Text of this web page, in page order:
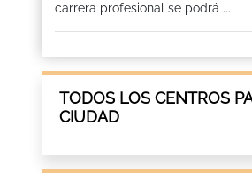
carrera profesional se podrá ...
TODOS LOS CENTROS
CIUDAD